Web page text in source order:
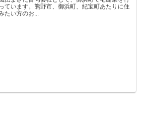
っています。熊野市、御浜町、紀宝町あたりに住
たい方のお...